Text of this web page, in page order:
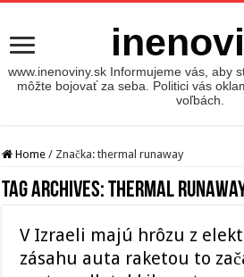
www.inenoviny.sk Informujeme vás, aby
môžte bojovať za seba. Politici vás
voľbách.
Home / Značka:thermal runaway
Tag Archives:thermal
V Izraeli majú hrôzu z
zásahu auta raketou to